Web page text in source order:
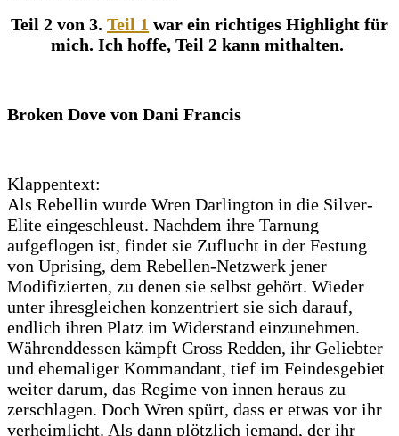
Teil 2 von 3. Teil 1 war ein richtiges Highlight für
mich. Ich hoffe, Teil 2 kann mithalten.
Broken Dove von Dani Francis
Klappentext:
Als Rebellin wurde Wren Darlington in die Silver-
Elite eingeschleust. Nachdem ihre Tarnung
aufgeflogen ist, findet sie Zuflucht in der Festung
von Uprising, dem Rebellen-Netzwerk jener
Modifizierten, zu denen sie selbst gehört. Wieder
unter ihresgleichen konzentriert sie sich darauf,
endlich ihren Platz im Widerstand einzunehmen.
Währenddessen kämpft Cross Redden, ihr Geliebter
und ehemaliger Kommandant, tief im Feindesgebiet
weiter darum, das Regime von innen heraus zu
zerschlagen. Doch Wren spürt, dass er etwas vor ihr
verheimlicht. Als dann plötzlich jemand, der ihr